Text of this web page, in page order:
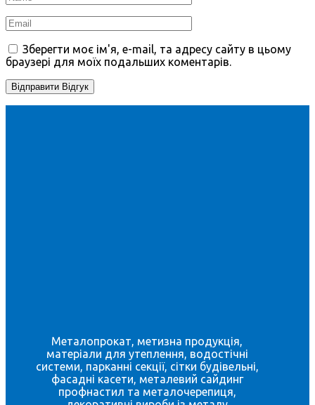
Зберегти моє ім'я, e-mail, та адресу сайту в цьому
браузері для моїх подальших коментарів.
Металопрокат, метизна продукція,
матеріали для утеплення, водостічні
системи, парканні секції, сітки будівельні,
фасадні касети, металевий сайдинг
профнастил та металочерепиця,